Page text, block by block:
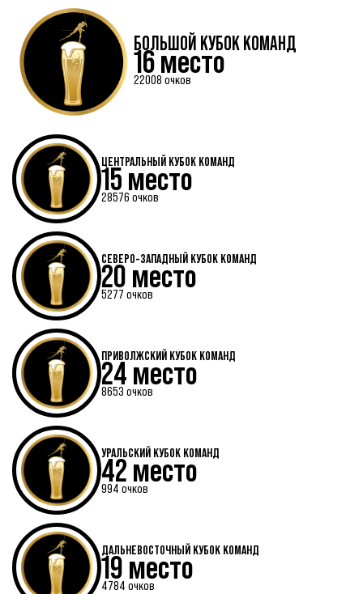
БОЛЬШОЙ КУБОК КОМАНД
16 место
22008 очков
ЦЕНТРАЛЬНЫЙ КУБОК КОМАНД
15 место
28576 очков
СЕВЕРО-ЗАПАДНЫЙ КУБОК КОМАНД
20 место
5277 очков
ПРИВОЛЖСКИЙ КУБОК КОМАНД
24 место
8653 очков
УРАЛЬСКИЙ КУБОК КОМАНД
42 место
994 очков
ДАЛЬНЕВОСТОЧНЫЙ КУБОК КОМАНД
19 место
4784 очков